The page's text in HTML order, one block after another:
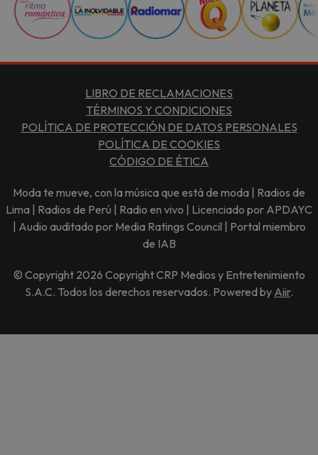
LIBRO DE RECLAMACIONES
TÉRMINOS Y CONDICIONES
POLÍTICA DE PROTECCIÓN DE DATOS PERSONALES
POLÍTICA DE COOKIES
CÓDIGO DE ÉTICA
Moda te mueve, con la música que está de moda | Radios de
Lima | Radios de Perú | Radio en vivo | Licenciado por APDAYC
| Audio auditado por Media Ratings Council | Portal miembro
de IAB
© Copyright 2026 Copyright CRP Medios y Entretenimiento
S.A.C. Todos los derechos reservados. Powered by Aiir.